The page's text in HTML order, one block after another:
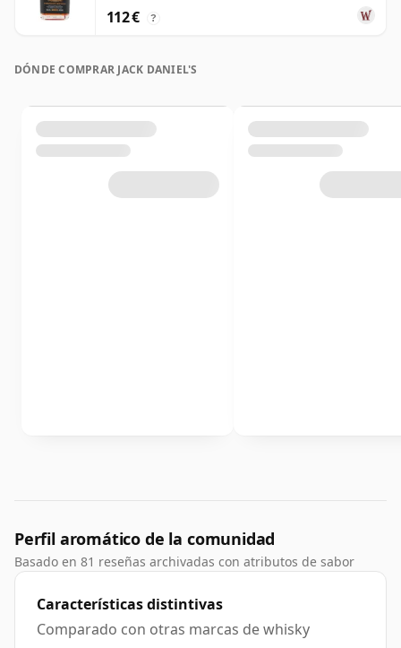
112 € ?
DÓNDE COMPRAR JACK DANIEL'S
Perfil aromático de la comunidad
Basado en 81 reseñas archivadas con atributos de sabor
Características distintivas
Comparado con otras marcas de whisky